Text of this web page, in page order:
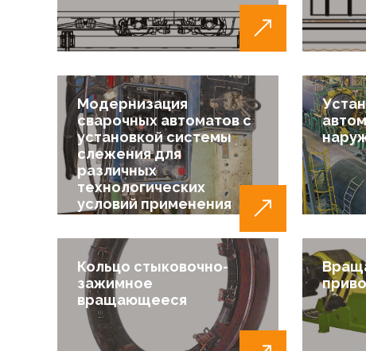
Модернизация
сварочных автоматов с
установкой системы
слежения для
различных
технологических
условий применения
Кольцо стыковочно-
зажимное
вращающееся